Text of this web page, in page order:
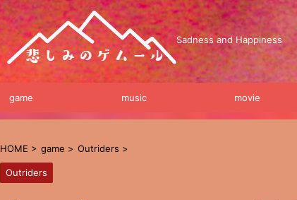
Sadness and Happiness
game music movie
HOME > game > Outriders >
Outriders